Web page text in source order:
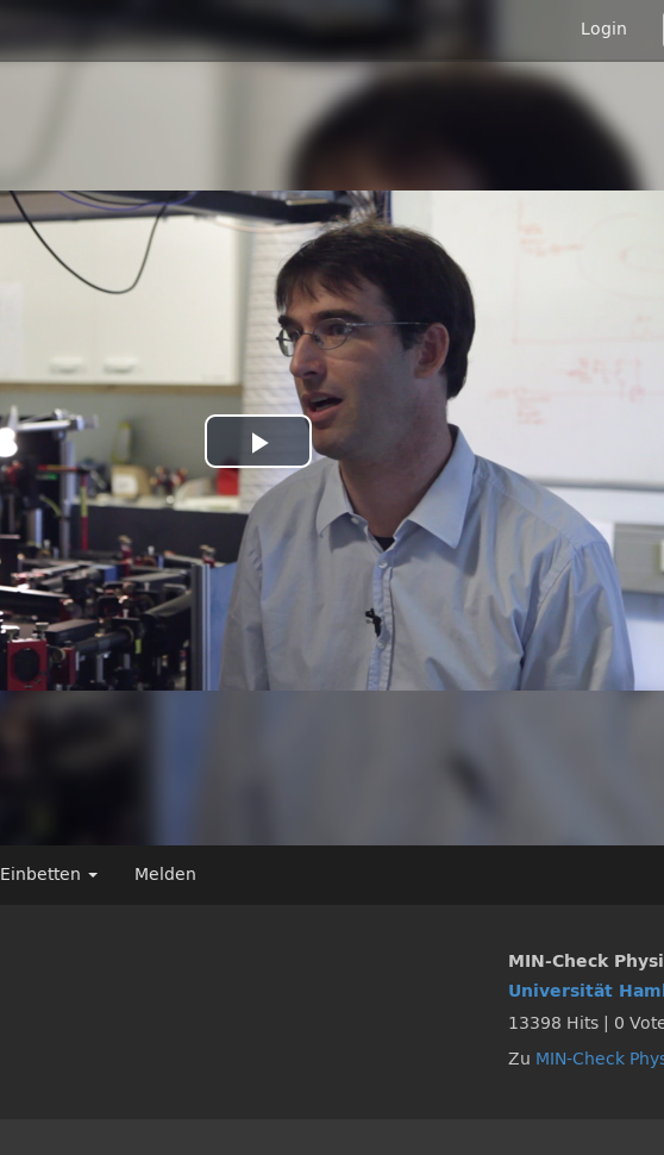
Login
Play
Video
Einbetten Melden
MIN-Check
Universität
13398 Hits
0
Zu MIN-Check